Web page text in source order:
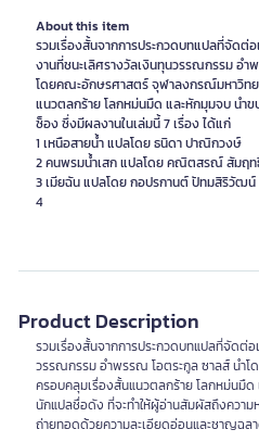
About this item
รวมเรื่องสั้นจากการประกวดบทแปลที่จัดต่
งานที่ชนะเลิศรางวัลเงินทุนวรรณกรรม อำ
โดยคณะอักษรศาสตร์ จุฬาลงกรณ์มหาวิทย
แนวตลกร้าย โลกหม่นมืด และหักมุมจบ นำข
ซ็อง ซึ่งมีผลงานในเล่มนี้ 7 เรื่อง ได้แก่
1 เหนือสายน้ำ แปลโดย ธนิดา ปาณิกวงษ์
2 คนพรมน้ำเสก แปลโดย คณิตสรณ์ สัมฤท
3 เมียฉัน แปลโดย กอปรกานต์ ปัทมสิริวัฒน์
4
Product Description
รวมเรื่องสั้นจากการประกวดบทแปลที่จัดต่
วรรณกรรม อำพรรณ โอตระกูล ซาลส์ นำโ
ครอบคลุมเรื่องสั้นแนวตลกร้าย โลกหม่นมื
นักแปลชื่อดัง ที่จะทำให้ผู้อ่านสัมผัสถึงควา
ถ่ายทอดด้วยความละเอียดอ่อนและชาญฉล